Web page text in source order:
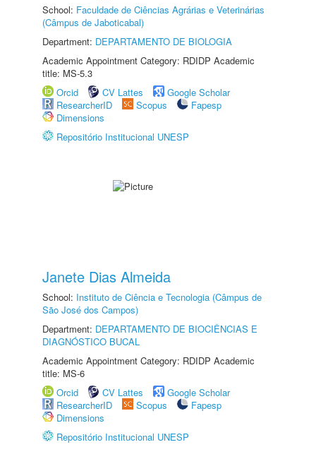
School: Faculdade de Ciências Agrárias e Veterinárias
(Câmpus de Jaboticabal)
Department: DEPARTAMENTO DE BIOLOGIA
Academic Appointment Category: RDIDP Academic
title: MS-5.3
Orcid
CV Lattes
Google Scholar
ResearcherID
Scopus
Fapesp
Dimensions
Repositório Institucional UNESP
Janete Dias Almeida
School: Instituto de Ciência e Tecnologia (Câmpus de
São José dos Campos)
Department: DEPARTAMENTO DE BIOCIÊNCIAS E
DIAGNÓSTICO BUCAL
Academic Appointment Category: RDIDP Academic
title: MS-6
Orcid
CV Lattes
Google Scholar
ResearcherID
Scopus
Fapesp
Dimensions
Repositório Institucional UNESP